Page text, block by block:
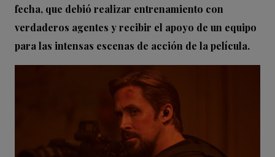
fecha, que debió realizar entrenamiento con
verdaderos agentes y recibir el apoyo de un equipo
para las intensas escenas de acción de la película.